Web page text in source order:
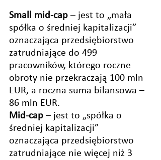
Small mid-cap – jest to „mała
spółka o średniej kapitalizacji”
oznaczająca przedsiębiorstwo
zatrudniające do 499
pracowników, którego roczne
obroty nie przekraczają 100 mln
EUR, a roczna suma bilansowa –
86 mln EUR.
Mid-cap – jest to „spółka o
średniej kapitalizacji”
oznaczająca przedsiębiorstwo
zatrudniające nie więcej niż 3